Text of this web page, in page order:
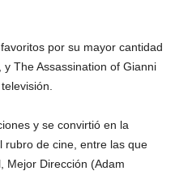
por su mayor cantidad
The Assassination of Gianni
y se convirtió en la
rubro de cine, entre las que
Mejor Dirección (Adam